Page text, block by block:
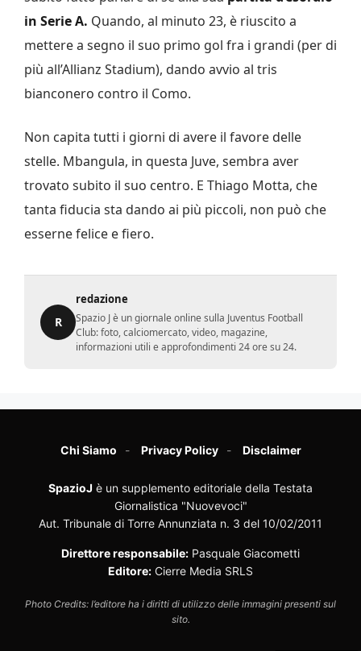
in Serie A. Quando, al minuto 23, è riuscito a
mettere a segno il suo primo gol fra i grandi (per di
più all’Allianz Stadium), dando avvio al tris
bianconero contro il Como.
Non capita tutti i giorni di avere il favore delle
stelle. Mbangula, in questa Juve, sembra aver
trovato subito il suo centro. E Thiago Motta, che
tanta fiducia sta dando ai più piccoli, non può che
esserne felice e fiero.
R
redazione
Spazio J è un giornale online sulla Juventus Football
Club: foto, calciomercato, video, magazine,
informazioni utili e approfondimenti 24 ore su 24.
Chi Siamo Privacy Policy Disclaimer
SpazioJ è un supplemento editoriale della Testata
Giornalistica "Nuovevoci"
Aut. Tribunale di Torre Annunziata n. 3 del 10/02/2011
Direttore responsabile: Pasquale Giacometti
Editore: Cierre Media SRLS
Photo Credits: l’editore ha i diritti di utilizzo delle immagini presenti sul
sito.